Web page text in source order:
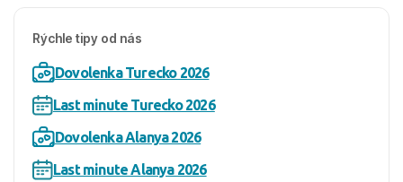
Rýchle tipy od nás
Dovolenka Turecko 2026
Last minute Turecko 2026
Dovolenka Alanya 2026
Last minute Alanya 2026